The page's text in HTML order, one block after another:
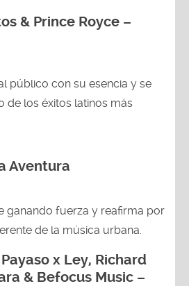
& Prince Royce –
público con su esencia y se
de los éxitos latinos más
Aventura
ganando fuerza y reafirma por
de la música urbana.
x Ley, Richard
& Befocus Music –